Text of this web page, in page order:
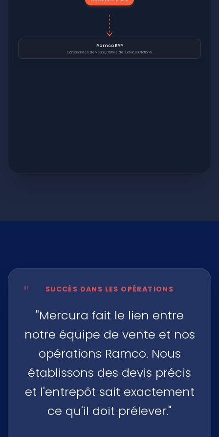
Ramco ERP
Commandes de vente, Ordres de service, Citations
" SUCCÈS DANS LES OPÉRATIONS
"Mercura fait le lien entre
notre équipe de vente et nos
opérations Ramco. Nous
établissons des devis précis
et l'entrepôt sait exactement
ce qu'il doit prélever."